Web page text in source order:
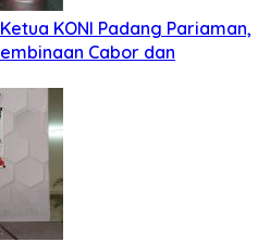
KONI Padang Pariaman,
Cabor dan